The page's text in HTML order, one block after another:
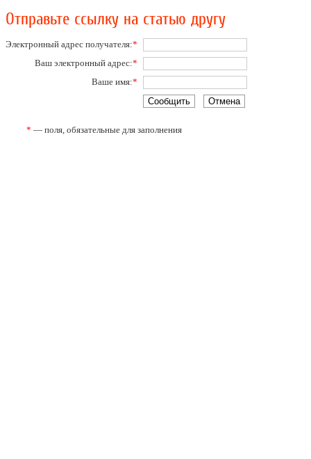
Отправьте ссылку на статью другу
Электронный адрес получателя:*
Ваш электронный адрес:*
Ваше имя:*
* — поля, обязательные для заполнения